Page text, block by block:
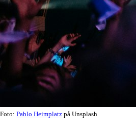
Foto: Pablo Heimplatz på Unsplash